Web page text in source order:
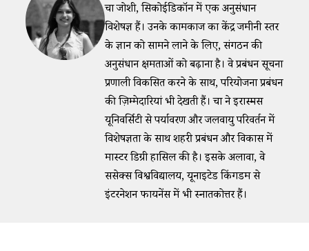
चारू जोशी, सिकोईडिकॉन में एक अनुसंधान
विशेषज्ञ हैं। उनके कामकाज का केंद्र जमीनी स्तर
के ज्ञान को सामने लाने के लिए, संगठन की
अनुसंधान क्षमताओं को बढ़ाना है। वे प्रबंधन सूचना
प्रणाली विकसित करने के साथ, परियोजना प्रबंधन
की ज़िम्मेदारियां भी देखती हैं। चारू ने इरास्मस
यूनिवर्सिटी से पर्यावरण और जलवायु परिवर्तन में
विशेषज्ञता के साथ शहरी प्रबंधन और विकास में
मास्टर डिग्री हासिल की है। इसके अलावा, वे
ससेक्स विश्वविद्यालय, यूनाइटेड किंगडम से
इंटरनेशन फायनेंस में भी स्नातकोत्तर हैं।